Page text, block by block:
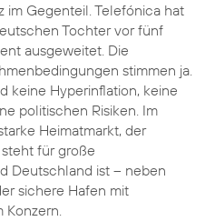
im Gegenteil. Telefónica hat
Tochter vor fünf
ausgeweitet. Die
stimmen ja.
keine Hyperinflation, keine
politischen Risiken. Im
Heimatmarkt, der
für große
Deutschland ist – neben
sichere Hafen mit